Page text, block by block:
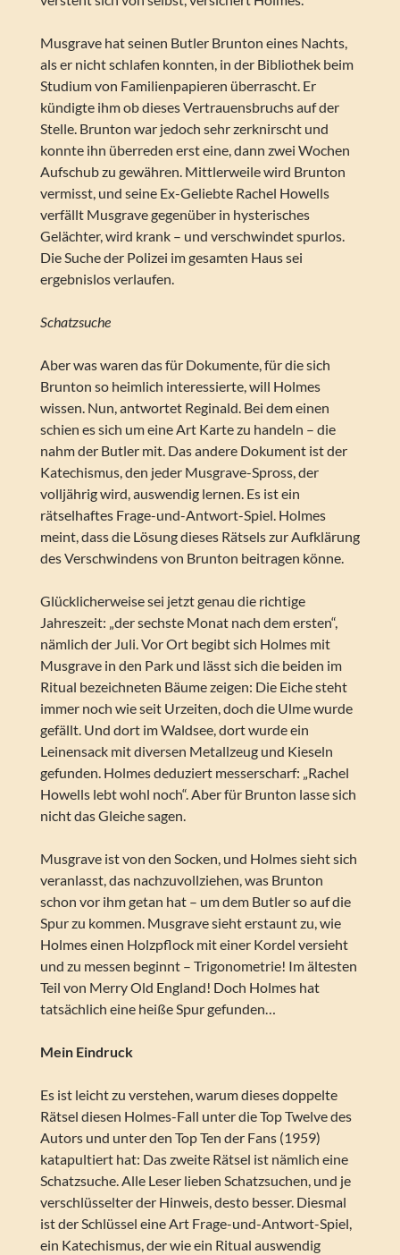
Musgrave hat seinen Butler Brunton eines Nachts,
als er nicht schlafen konnten, in der Bibliothek beim
Studium von Familienpapieren überrascht. Er
kündigte ihm ob dieses Vertrauensbruchs auf der
Stelle. Brunton war jedoch sehr zerknirscht und
konnte ihn überreden erst eine, dann zwei Wochen
Aufschub zu gewähren. Mittlerweile wird Brunton
vermisst, und seine Ex-Geliebte Rachel Howells
verfällt Musgrave gegenüber in hysterisches
Gelächter, wird krank – und verschwindet spurlos.
Die Suche der Polizei im gesamten Haus sei
ergebnislos verlaufen.
Schatzsuche
Aber was waren das für Dokumente, für die sich
Brunton so heimlich interessierte, will Holmes
wissen. Nun, antwortet Reginald. Bei dem einen
schien es sich um eine Art Karte zu handeln – die
nahm der Butler mit. Das andere Dokument ist der
Katechismus, den jeder Musgrave-Spross, der
volljährig wird, auswendig lernen. Es ist ein
rätselhaftes Frage-und-Antwort-Spiel. Holmes
meint, dass die Lösung dieses Rätsels zur Aufklärung
des Verschwindens von Brunton beitragen könne.
Glücklicherweise sei jetzt genau die richtige
Jahreszeit: „der sechste Monat nach dem ersten“,
nämlich der Juli. Vor Ort begibt sich Holmes mit
Musgrave in den Park und lässt sich die beiden im
Ritual bezeichneten Bäume zeigen: Die Eiche steht
immer noch wie seit Urzeiten, doch die Ulme wurde
gefällt. Und dort im Waldsee, dort wurde ein
Leinensack mit diversen Metallzeug und Kieseln
gefunden. Holmes deduziert messerscharf: „Rachel
Howells lebt wohl noch“. Aber für Brunton lasse sich
nicht das Gleiche sagen.
Musgrave ist von den Socken, und Holmes sieht sich
veranlasst, das nachzuvollziehen, was Brunton
schon vor ihm getan hat – um dem Butler so auf die
Spur zu kommen. Musgrave sieht erstaunt zu, wie
Holmes einen Holzpflock mit einer Kordel versieht
und zu messen beginnt – Trigonometrie! Im ältesten
Teil von Merry Old England! Doch Holmes hat
tatsächlich eine heiße Spur gefunden…
Mein Eindruck
Es ist leicht zu verstehen, warum dieses doppelte
Rätsel diesen Holmes-Fall unter die Top Twelve des
Autors und unter den Top Ten der Fans (1959)
katapultiert hat: Das zweite Rätsel ist nämlich eine
Schatzsuche. Alle Leser lieben Schatzsuchen, und je
verschlüsselter der Hinweis, desto besser. Diesmal
ist der Schlüssel eine Art Frage-und-Antwort-Spiel,
ein Katechismus, der wie ein Ritual auswendig